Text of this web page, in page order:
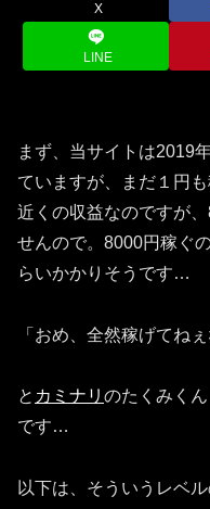
X
LINE
まず、当サイトは2019
ていますが、まだ１円
近くの収益なのですが
せんので。8000円稼ぐ
らいかかりそうです…
「おめ、全然稼げてねぇ
と カミナリ のたくみく
です…
以下は、そういうレベ